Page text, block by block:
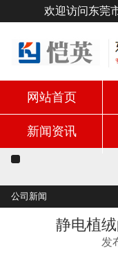
欢迎访问东莞
网站首页
新闻资讯
公司新闻
静电植
发